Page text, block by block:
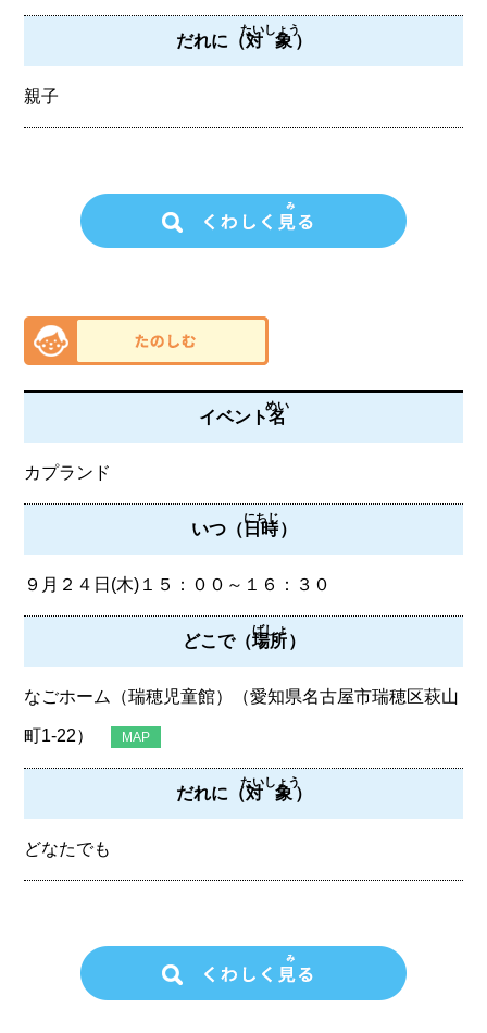
だれに（対象
たいしょう
）
親子
イベント名
めい
カプランド
いつ（日時
にちじ
）
９月２４日(木)１５：００～１６：３０
どこで（場所
ばしょ
）
なごホーム（瑞穂児童館）（愛知県名古屋市瑞穂区萩山
町1-22） MAP
だれに（対象
たいしょう
）
どなたでも